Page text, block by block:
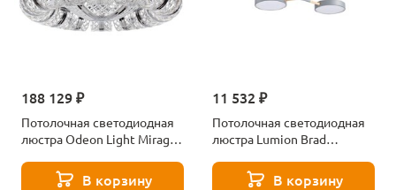
188 129 ₽
Потолочная светодиодная
люстра Odeon Light Mirage
В корзину
11 532 ₽
Потолочная светодиодная
люстра Lumion Brad
В корзину